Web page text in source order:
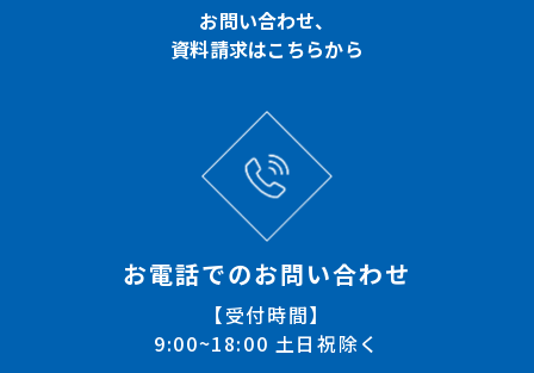
お問い合わせ、
資料請求はこちらから
お電話でのお問い合わせ
【受付時間】
9:00~18:00 土日祝除く